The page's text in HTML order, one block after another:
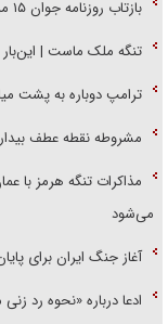
بازتاب روزنامه جوان ۱۵ مرداد در شبکه خبر
تنگه ملک ماست |
ترامپ دوباره به پشت
مشروطه نقطه عطف
مذاکرات تنگه هرمز با
می‌شود
آغاز جنگ ایران برای
ادعا درباره «نحوه رد